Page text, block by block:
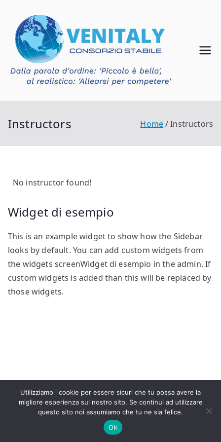
contenuto
Ven
y
Consorzio
Instructors Home Instructors
No instructor found!
Widget di esempio
This is an example widget to show how the Sidebar
looks by default. You can add custom widgets from
the widgets screenWidget di esempio in the admin. If
custom widgets is added than this will be replaced by
those widgets.
Copyright © 2025 Venitaly. Legal and operational
headquarters: P.zta Umberto Giordano, 2, 20122 Milano
(Italy) – P.IVA 03725740249
Utilizziamo i cookie per essere sicuri che tu possa avere la
migliore esperienza sul nostro sito. Se continui ad utilizzare
questo sito noi assumiamo che tu ne sia felice.
Ok